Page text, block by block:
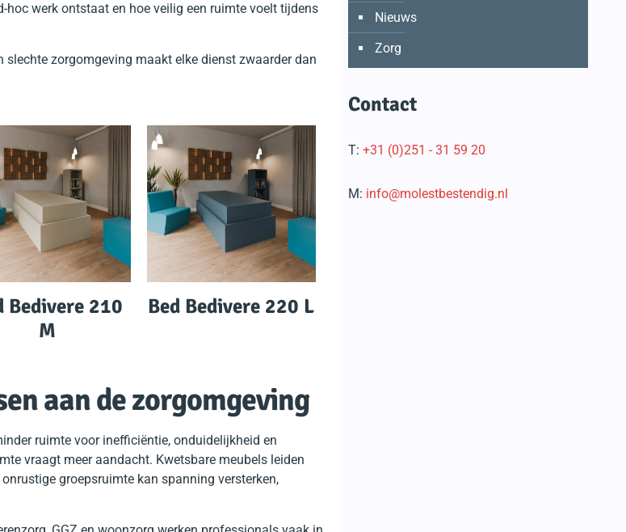
hoc werk ontstaat en hoe veilig een ruimte voelt tijdens
zorgomgeving maakt elke dienst zwaarder dan
Bedivere 210
M
Bed Bedivere 220 L
aan de zorgomgeving
ruimte voor inefficiëntie, onduidelijkheid en
vraagt meer aandacht. Kwetsbare meubels leiden
groepsruimte kan spanning versterken,
Nieuws
Zorg
Contact
T: +31 (0)251 - 31 59 20
M: info@molestbestendig.nl